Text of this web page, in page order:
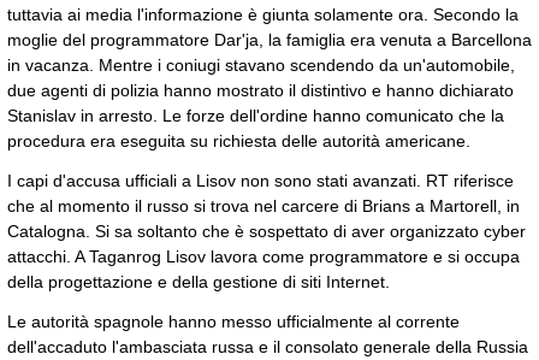
tuttavia ai media l'informazione è giunta solamente ora. Secondo la
moglie del programmatore Dar'ja, la famiglia era venuta a Barcellona
in vacanza. Mentre i coniugi stavano scendendo da un'automobile,
due agenti di polizia hanno mostrato il distintivo e hanno dichiarato
Stanislav in arresto. Le forze dell'ordine hanno comunicato che la
procedura era eseguita su richiesta delle autorità americane.
I capi d'accusa ufficiali a Lisov non sono stati avanzati. RT riferisce
che al momento il russo si trova nel carcere di Brians a Martorell, in
Catalogna. Si sa soltanto che è sospettato di aver organizzato cyber
attacchi. A Taganrog Lisov lavora come programmatore e si occupa
della progettazione e della gestione di siti Internet.
Le autorità spagnole hanno messo ufficialmente al corrente
dell'accaduto l'ambasciata russa e il consolato generale della Russia